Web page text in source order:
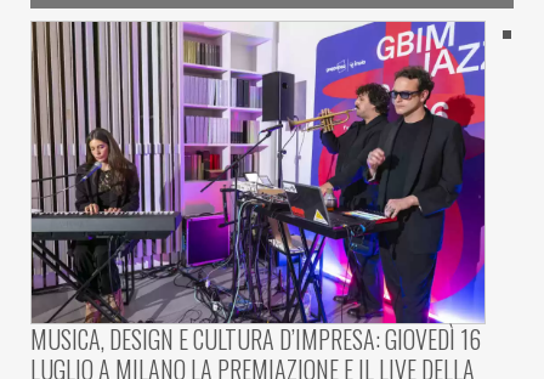
MUSICA, DESIGN E CULTURA D’IMPRESA: GIOVEDÌ 16
LUGLIO A MILANO LA PREMIAZIONE E IL LIVE DELLA